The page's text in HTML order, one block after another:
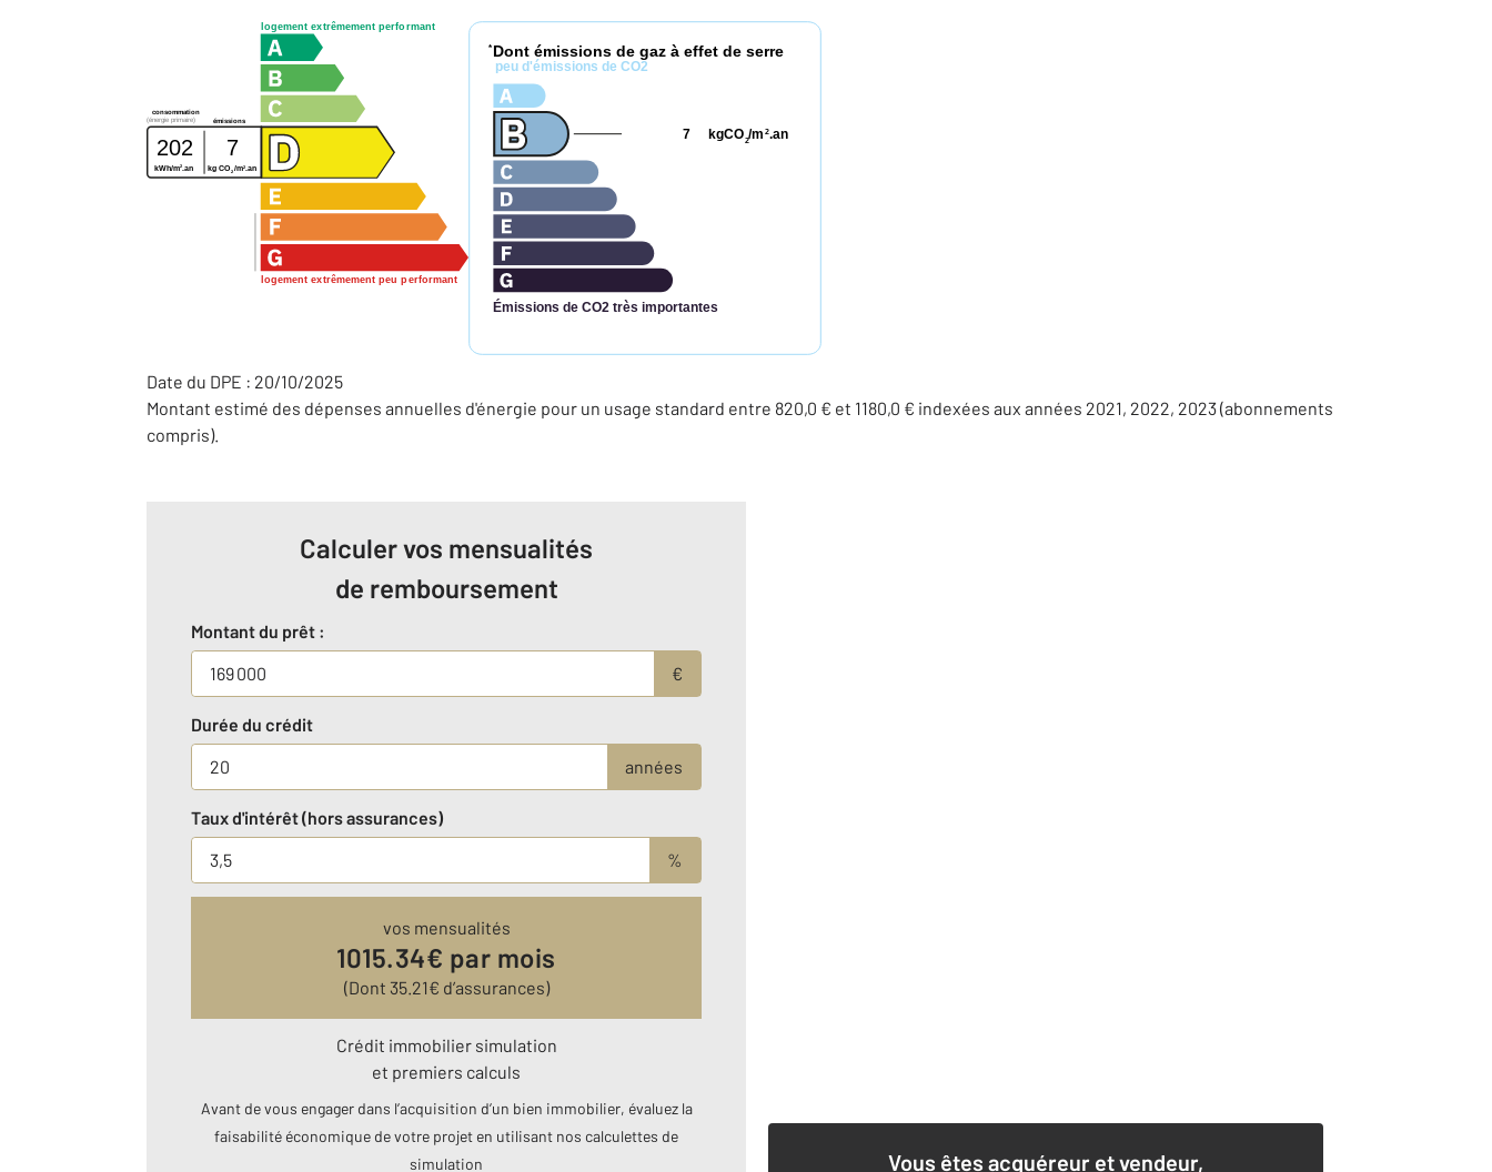
logement extrêmement performant
logement extrêmement peu performant
consommation
émissions
(énergie primaire)
202 7
kWh/m2 .an kg CO2 /m2 .an
* Dont émissions de gaz à effet de serre
peu d'émissions de CO2
Émissions de CO2 très importantes
kgCO2/m 2.an
7
Date du DPE : 20/10/2025
Montant estimé des dépenses annuelles d'énergie pour un usage standard entre 820,0 € et 1180,0 € indexées aux années 2021, 2022, 2023 (abonnements
compris).
Calculer vos mensualités
de remboursement
Montant du prêt :
€
Durée du crédit
années
Taux d'intérêt (hors assurances)
%
vos mensualités
1015.34€ par mois
(Dont 35.21€ d’assurances)
Crédit immobilier simulation
et premiers calculs
Avant de vous engager dans l’acquisition d’un bien immobilier, évaluez la
faisabilité économique de votre projet en utilisant nos calculettes de
simulation
Vous êtes acquéreur et vendeur,